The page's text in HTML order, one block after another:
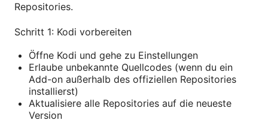
Repositories.
Schritt 1: Kodi vorbereiten
Öffne Kodi und gehe zu Einstellungen
Erlaube unbekannte Quellcodes (wenn du ein
Add-on außerhalb des offiziellen Repositories
installierst)
Aktualisiere alle Repositories auf die neueste
Version